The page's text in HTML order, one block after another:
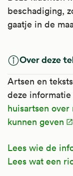
onderdeel
Ook
ziekte van
en het
op deze
Soms bij
te
beschadiging,
gaatje in de
Over deze
Artsen en
deze
huisartsen
kunnen geven
Lees wie de
Lees wat een